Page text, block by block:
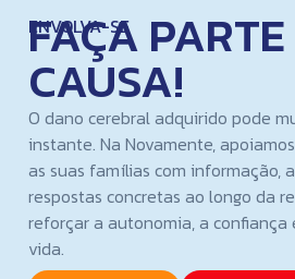
ENVOLVA-SE
FAÇA
CAUSA!
O dano cerebral adquirido pode
instante. Na Novamente,
as suas famílias com informação,
respostas concretas ao longo da
reforçar a autonomia, a confiança
vida.